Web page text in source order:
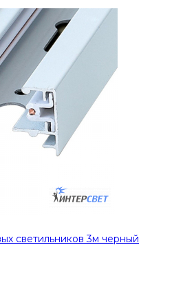
светильников 3м черный